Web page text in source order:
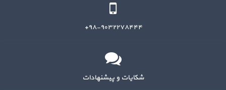
۹۸-۹۰۳۲۲۷۸۴۴۴+
شکایات و پیشنهادات